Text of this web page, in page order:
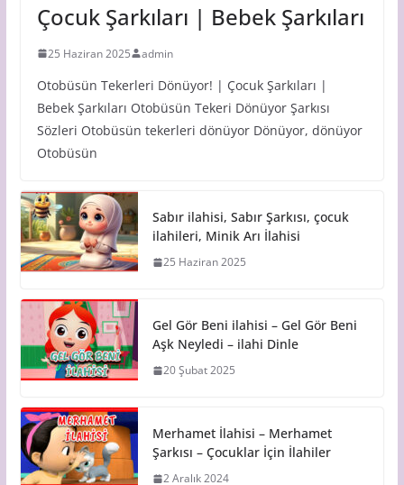
Çocuk Şarkıları | Bebek Şarkıları
25 Haziran 2025 admin
Otobüsün Tekerleri Dönüyor! | Çocuk Şarkıları |
Bebek Şarkıları Otobüsün Tekeri Dönüyor Şarkısı
Sözleri Otobüsün tekerleri dönüyor Dönüyor, dönüyor
Otobüsün
Sabır ilahisi, Sabır Şarkısı, çocuk
ilahileri, Minik Arı İlahisi
25 Haziran 2025
Gel Gör Beni ilahisi – Gel Gör Beni
Aşk Neyledi – ilahi Dinle
20 Şubat 2025
Merhamet İlahisi – Merhamet
Şarkısı – Çocuklar İçin İlahiler
2 Aralık 2024